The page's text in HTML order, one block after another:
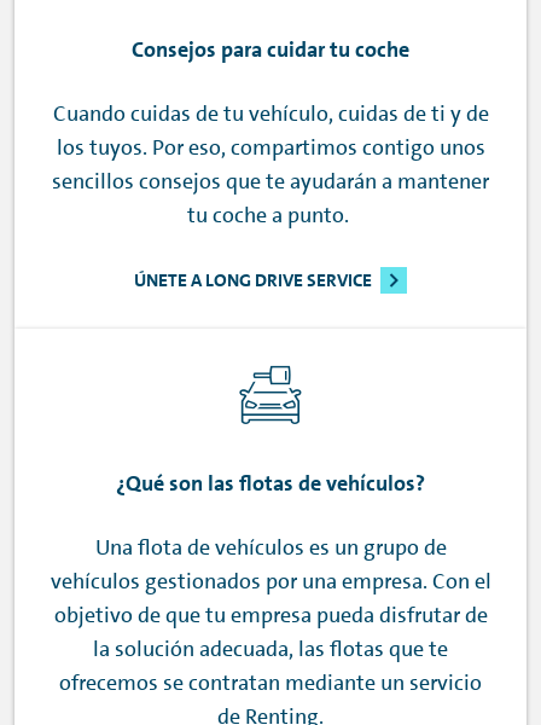
Consejos para cuidar tu coche
Cuando cuidas de tu vehículo, cuidas de ti y de
los tuyos. Por eso, compartimos contigo unos
sencillos consejos que te ayudarán a mantener
tu coche a punto.
ÚNETE A LONG DRIVE SERVICE
¿Qué son las flotas de vehículos?
Una flota de vehículos es un grupo de
vehículos gestionados por una empresa. Con el
objetivo de que tu empresa pueda disfrutar de
la solución adecuada, las flotas que te
ofrecemos se contratan mediante un servicio
de Renting.